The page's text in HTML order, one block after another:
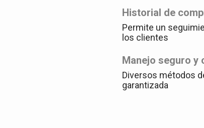
Historial de
Permite un
los clientes
Manejo seguro y
Diversos métodos
garantizada